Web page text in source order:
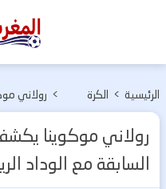
المغرب
الرئيسية > الكرة
> رولاني
رولاني موكوينا
السابقة مع الوداد